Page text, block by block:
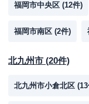
福岡市中央区 (12件)
福岡市南区 (2件)
北九州市 (20件)
北九州市小倉北区 (13